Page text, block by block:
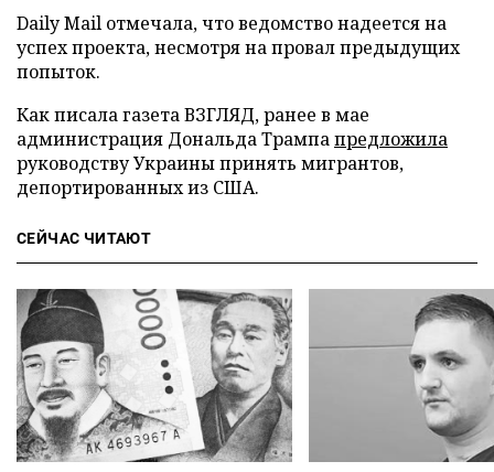
Daily Mail отмечала, что ведомство надеется на
успех проекта, несмотря на провал предыдущих
попыток.
Как писала газета ВЗГЛЯД, ранее в мае
администрация Дональда Трампапредложила
руководству Украины принять мигрантов,
депортированных из США.
СЕЙЧАС ЧИТАЮТ